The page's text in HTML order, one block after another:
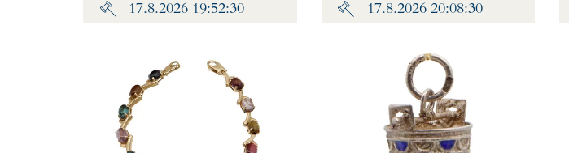
17.8.2026 19:52:30 17.8.2026 20:08:30